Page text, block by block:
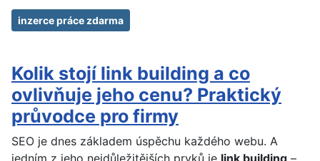
inzerce práce zdarma
Kolik stojí link building a co
ovlivňuje jeho cenu? Praktický
průvodce pro firmy
SEO je dnes základem úspěchu každého webu. A
jedním z jeho nejdůležitějších prvků je link building –